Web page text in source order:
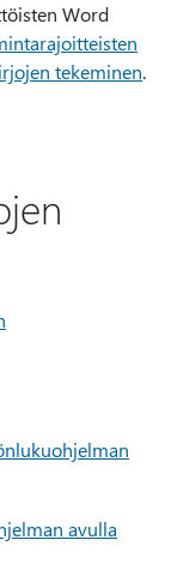
Word
tekeminen.
avulla